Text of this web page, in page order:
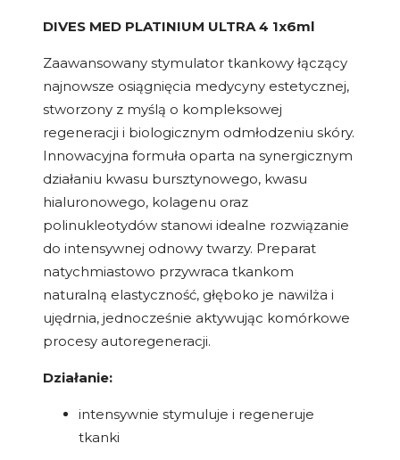
DIVES MED PLATINIUM ULTRA 4 1x6ml
Zaawansowany stymulator tkankowy łączący
najnowsze osiągnięcia medycyny estetycznej,
stworzony z myślą o kompleksowej
regeneracji i biologicznym odmłodzeniu skóry.
Innowacyjna formuła oparta na synergicznym
działaniu kwasu bursztynowego, kwasu
hialuronowego, kolagenu oraz
polinukleotydów stanowi idealne rozwiązanie
do intensywnej odnowy twarzy. Preparat
natychmiastowo przywraca tkankom
naturalną elastyczność, głęboko je nawilża i
ujędrnia, jednocześnie aktywując komórkowe
procesy autoregeneracji.
Działanie:
intensywnie stymuluje i regeneruje
tkanki